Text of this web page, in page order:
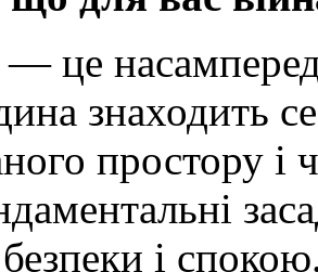
це насамперед
знаходить
простору і
безпеки і